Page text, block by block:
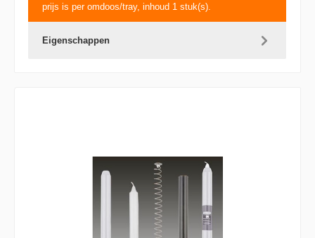
prijs is per omdoos/tray, inhoud 1 stuk(s).
Eigenschappen